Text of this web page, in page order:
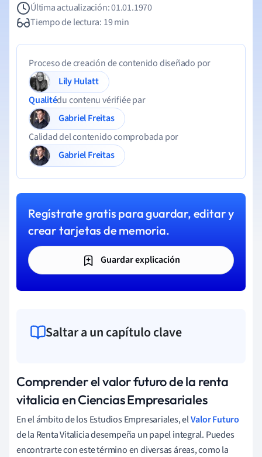
Última actualización: 01.01.1970
Tiempo de lectura: 19 min
Proceso de creación de contenido diseñado por
Lily Hulatt
Qualitédu contenu vérifiée par
Gabriel Freitas
Calidad del contenido comprobada por
Gabriel Freitas
Regístrate gratis para guardar, editar y
crear tarjetas de memoria.
Guardar explicación
Saltar a un capítulo clave
Comprender el valor futuro de la renta
vitalicia en Ciencias Empresariales
En el ámbito de los Estudios Empresariales, elValor Futuro
de la Renta Vitalicia desempeña un papel integral. Puedes
encontrarte con este término en diversas áreas, como la